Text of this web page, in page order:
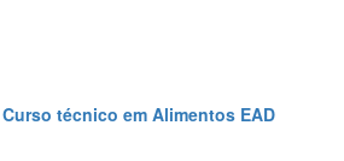
técnico em Alimentos EAD